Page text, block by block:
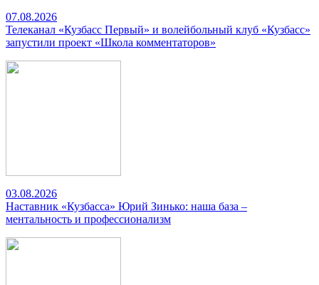
07.08.2026
Телеканал «Кузбасс Первый» и волейбольный клуб «Кузбасс»
запустили проект «Школа комментаторов»
03.08.2026
Наставник «Кузбасса» Юрий Зинько: наша база –
ментальность и профессионализм